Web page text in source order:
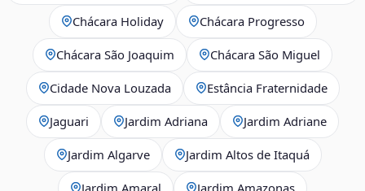
Chácara Holiday Chácara Progresso
Chácara São Joaquim Chácara São Miguel
Cidade Nova Louzada Estância Fraternidade
Jaguari Jardim Adriana Jardim Adriane
Jardim Algarve Jardim Altos de Itaquá
Jardim Amaral Jardim Amazonas